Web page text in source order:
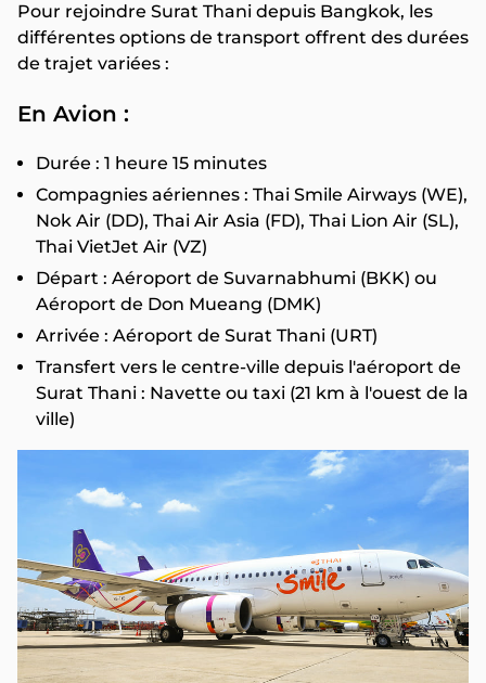
Pour rejoindre Surat Thani depuis Bangkok, les
différentes options de transport offrent des durées
de trajet variées :
En Avion :
Durée : 1 heure 15 minutes
Compagnies aériennes : Thai Smile Airways (WE),
Nok Air (DD), Thai Air Asia (FD), Thai Lion Air (SL),
Thai VietJet Air (VZ)
Départ : Aéroport de Suvarnabhumi (BKK) ou
Aéroport de Don Mueang (DMK)
Arrivée : Aéroport de Surat Thani (URT)
Transfert vers le centre-ville depuis l'aéroport de
Surat Thani : Navette ou taxi (21 km à l'ouest de la
ville)